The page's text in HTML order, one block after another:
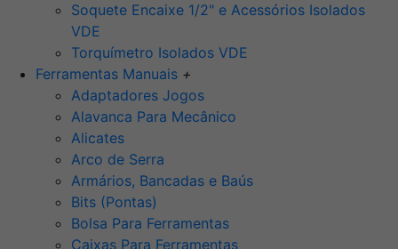
Soquete Encaixe 1/2" e Acessórios Isolados
VDE
Torquímetro Isolados VDE
Ferramentas Manuais +
Adaptadores Jogos
Alavanca Para Mecânico
Alicates
Arco de Serra
Armários, Bancadas e Baús
Bits (Pontas)
Bolsa Para Ferramentas
Caixas Para Ferramentas